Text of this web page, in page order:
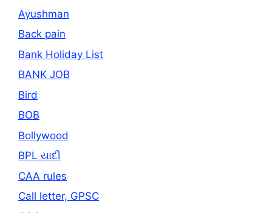
Ayushman
Back pain
Bank Holiday List
BANK JOB
Bird
BOB
Bollywood
BPL યાદી
CAA rules
Call letter, GPSC